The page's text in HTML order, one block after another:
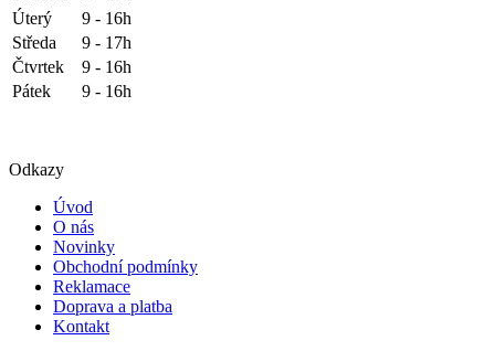
Úterý
9 - 16h
Středa
9 - 17h
Čtvrtek
9 - 16h
Pátek
9 - 16h
Odkazy
Úvod
O nás
Novinky
Obchodní podmínky
Reklamace
Doprava a platba
Kontakt